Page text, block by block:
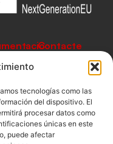
tecnologías como las
del dispositivo. El
procesar datos como
únicas en este
puede afectar
Contacte
Carrer de les
Jonqueres,
16, 5ºC,
08003
Barcelona
fcvb@fcvolei.